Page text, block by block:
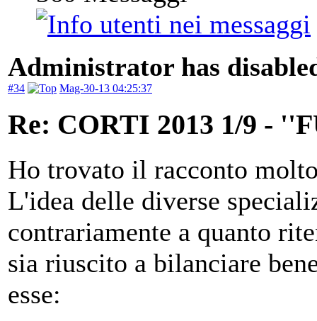
Administrator has
#34 Mag-30-13 04:25:37
Re: CORTI 2013 1/9 -
Ho trovato il racconto
L'idea delle diverse
contrariamente a quanto
sia riuscito a bilanciare
esse: